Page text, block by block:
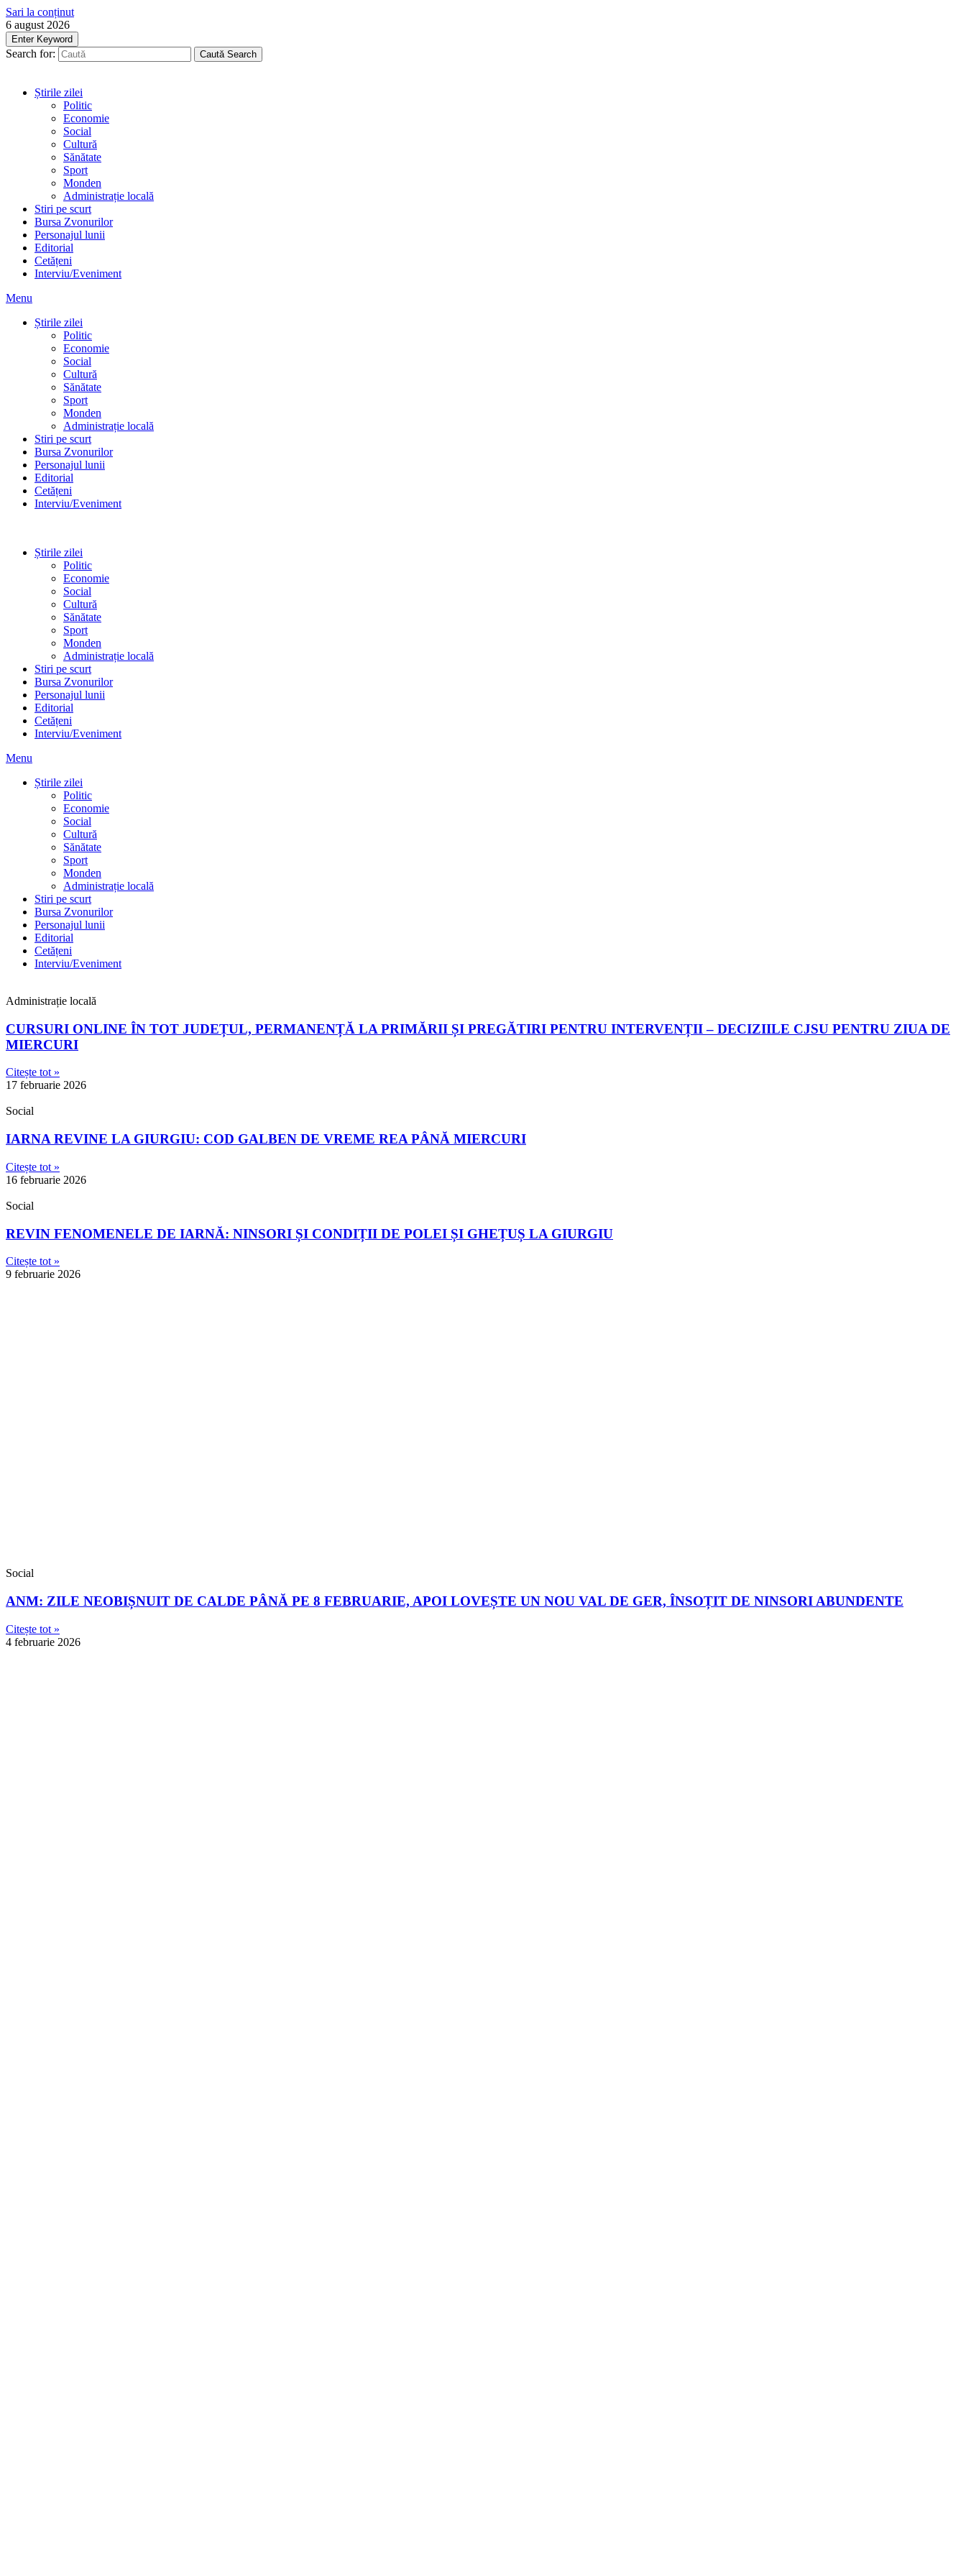
Sari la conținut
6 august 2026
Enter Keyword
Search for: Caută Search
Știrile zilei
Politic
Economie
Social
Cultură
Sănătate
Sport
Monden
Administrație locală
Stiri pe scurt
Bursa Zvonurilor
Personajul lunii
Editorial
Cetățeni
Interviu/Eveniment
Menu
Știrile zilei
Politic
Economie
Social
Cultură
Sănătate
Sport
Monden
Administrație locală
Stiri pe scurt
Bursa Zvonurilor
Personajul lunii
Editorial
Cetățeni
Interviu/Eveniment
Știrile zilei
Politic
Economie
Social
Cultură
Sănătate
Sport
Monden
Administrație locală
Stiri pe scurt
Bursa Zvonurilor
Personajul lunii
Editorial
Cetățeni
Interviu/Eveniment
Menu
Știrile zilei
Politic
Economie
Social
Cultură
Sănătate
Sport
Monden
Administrație locală
Stiri pe scurt
Bursa Zvonurilor
Personajul lunii
Editorial
Cetățeni
Interviu/Eveniment
Administrație locală
CURSURI ONLINE ÎN TOT JUDEȚUL, PERMANENȚĂ LA PRIMĂRII ȘI PREGĂTIRI PENTRU INTERVENȚII – DECIZIILE CJSU PENTRU ZIUA DE
MIERCURI
Citește tot »
17 februarie 2026
Social
IARNA REVINE LA GIURGIU: COD GALBEN DE VREME REA PÂNĂ MIERCURI
Citește tot »
16 februarie 2026
Social
REVIN FENOMENELE DE IARNĂ: NINSORI ȘI CONDIȚII DE POLEI ȘI GHEȚUȘ LA GIURGIU
Citește tot »
9 februarie 2026
Social
ANM: ZILE NEOBIȘNUIT DE CALDE PÂNĂ PE 8 FEBRUARIE, APOI LOVEȘTE UN NOU VAL DE GER, ÎNSOȚIT DE NINSORI ABUNDENTE
Citește tot »
4 februarie 2026